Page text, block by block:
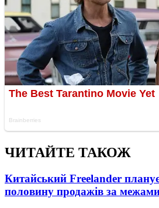
ЧИТАЙТЕ ТАКОЖ
Китайський Freelander
половину продажів за